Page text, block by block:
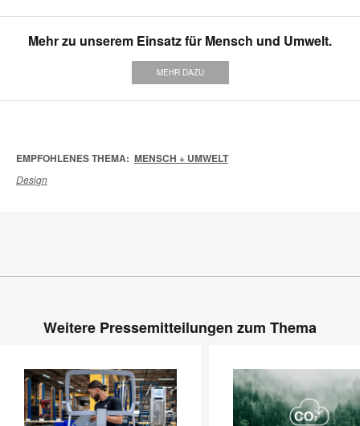
Mehr zu unserem Einsatz für Mensch und Umwelt.
MEHR DAZU
EMPFOHLENES THEMA: MENSCH + UMWELT
Design
Weitere Pressemitteilungen zum Thema